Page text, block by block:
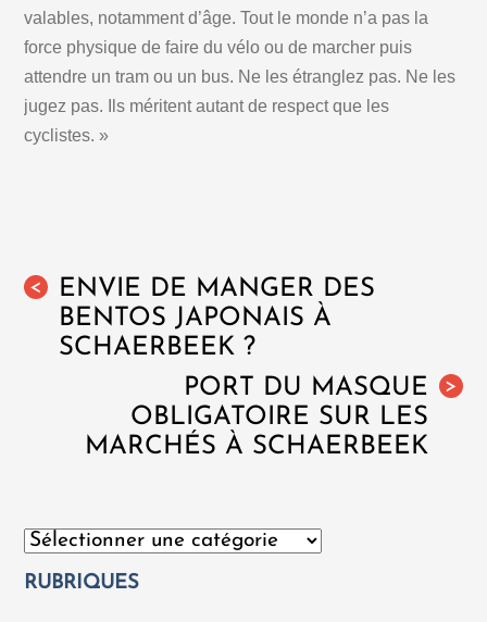
valables, notamment d’âge. Tout le monde n’a pas la
force physique de faire du vélo ou de marcher puis
attendre un tram ou un bus. Ne les étranglez pas. Ne les
jugez pas. Ils méritent autant de respect que les
cyclistes. »
<
ENVIE DE MANGER DES
BENTOS JAPONAIS À
SCHAERBEEK ?
>
PORT DU MASQUE
OBLIGATOIRE SUR LES
MARCHÉS À SCHAERBEEK
Catégories
RUBRIQUES